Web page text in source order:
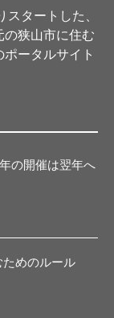
タートした、
狭山市に住む
ータルサイト
の開催は翌年へ
めのルール